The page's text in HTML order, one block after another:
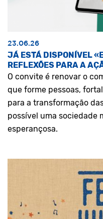
23.06.26
JÁ ESTÁ DISPONÍVEL
REFLEXÕES PARA A
O convite é renovar o
que forme pessoas,
para a transformação
possível uma sociedade
esperançosa.